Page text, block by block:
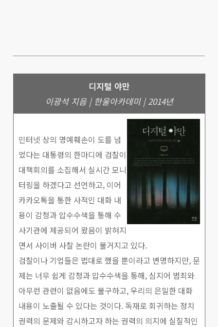
디지털 야만
이광석 지음 | 한울아카데미 | 2014년
인터넷 상의 명예훼손이 도를 넘
었다는 대통령의 한마디에 검찰이
대책회의를 소집해서 실시간 모니
터링을 하겠다고 선언하고, 이어
카카오톡을 통한 사적인 대화 내
용이 감청과 압수수색을 통해 수
사기관에 제공되어 왔음이 밝혀지
면서 사이버 사찰 논란이 불거지고 있다.
검찰이나 기업들은 법대로 했을 뿐이라고 변명하지만, 문
제는 너무 쉽게 감청과 압수수색을 통해, 심지어 범죄와
아무런 관련이 없음에도 불구하고, 우리의 은밀한 대화
내용이 노출될 수 있다는 것이다. 독재로 회귀하는 정치
권력의 문제와 감시하고자 하는 권력의 의지에 실질적인